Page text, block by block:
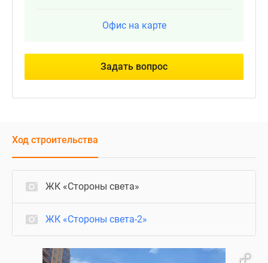
Офис на карте
Задать вопрос
Ход строительства
ЖК «Стороны света»
ЖК «Стороны света-2»